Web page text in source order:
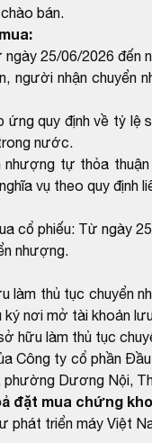
bán.
25/06/2026 đến
người nhận chuyển
ứng quy định về tỷ
nước.
nhượng tự thỏa
vụ theo quy định
cổ phiếu: Từ ngày
nhượng.
thủ tục chuyển
nơi mở tài khoản
hữu làm thủ tục
Công ty cổ phần
Dương Nội,
đặt mua chứng
phát triển máy Việt